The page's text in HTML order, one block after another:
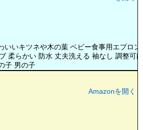
いいキツネや木の葉 ベビー食事用エプロン
柔らかい 防水 丈夫洗える 袖なし 調整可
子 男の子
Amazonを開く